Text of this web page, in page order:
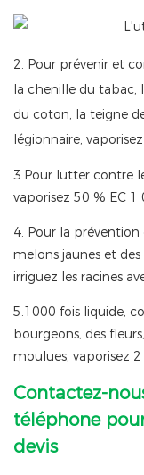
2. Pour prévenir et
la chenille du tabac,
du coton, la teigne
légionnaire,
3.Pour lutter contre
vaporisez 50 % EC 1
4. Pour la prévention
melons jaunes et
irriguez les racines
5.1000 fois liquide,
bourgeons, des
moulues, vaporisez 2
Contactez-
téléphone
devis